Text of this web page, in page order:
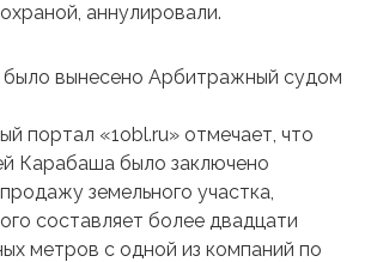
аннулировали.
было вынесено Арбитражный судом
портал «1obl.ru» отмечает, что
Карабаша было заключено
земельного участка,
составляет более двадцати
метров с одной из компаний по